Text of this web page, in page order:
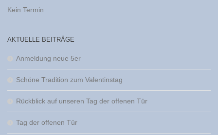
Kein Termin
AKTUELLE BEITRÄGE
Anmeldung neue 5er
Schöne Tradition zum Valentinstag
Rückblick auf unseren Tag der offenen Tür
Tag der offenen Tür